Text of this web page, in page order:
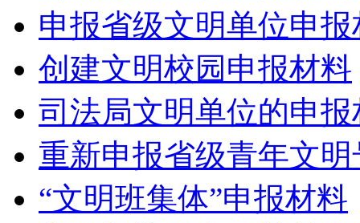
申报省级文明单位申报
创建文明校园申报材料
司法局文明单位的申报
重新申报省级青年文
“文明班集体”申报材料